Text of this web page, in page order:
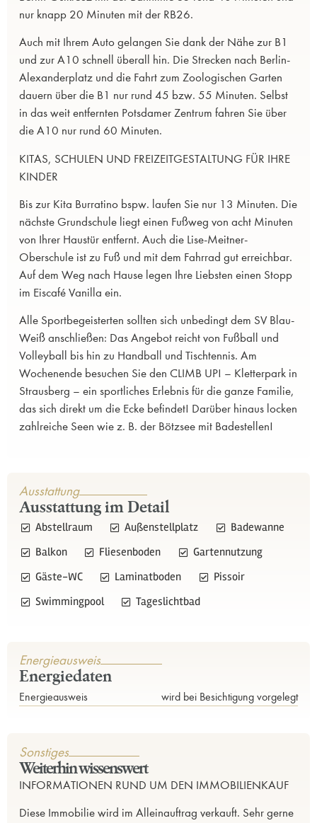
nur knapp 20 Minuten mit der RB26.
Auch mit Ihrem Auto gelangen Sie dank der Nähe zur B1
und zur A10 schnell überall hin. Die Strecken nach Berlin-
Alexanderplatz und die Fahrt zum Zoologischen Garten
dauern über die B1 nur rund 45 bzw. 55 Minuten. Selbst
in das weit entfernten Potsdamer Zentrum fahren Sie über
die A10 nur rund 60 Minuten.
KITAS, SCHULEN UND FREIZEITGESTALTUNG FÜR IHRE
KINDER
Bis zur Kita Burratino bspw. laufen Sie nur 13 Minuten. Die
nächste Grundschule liegt einen Fußweg von acht Minuten
von Ihrer Haustür entfernt. Auch die Lise-Meitner-
Oberschule ist zu Fuß und mit dem Fahrrad gut erreichbar.
Auf dem Weg nach Hause legen Ihre Liebsten einen Stopp
im Eiscafé Vanilla ein.
Alle Sportbegeisterten sollten sich unbedingt dem SV Blau-
Weiß anschließen: Das Angebot reicht von Fußball und
Volleyball bis hin zu Handball und Tischtennis. Am
Wochenende besuchen Sie den CLIMB UP! – Kletterpark in
Strausberg – ein sportliches Erlebnis für die ganze Familie,
das sich direkt um die Ecke befindet! Darüber hinaus locken
zahlreiche Seen wie z. B. der Bötzsee mit Badestellen!
Ausstattung
Ausstattung im Detail
Abstellraum Außenstellplatz
Badewanne
Balkon
Fliesenboden
Gartennutzung
Gäste-WC
Laminatboden
Pissoir
Swimmingpool
Tageslichtbad
Energieausweis
Energiedaten
Energieausweis wird bei Besichtigung vorgelegt
Sonstiges
Weiterhin wissenswert
INFORMATIONEN RUND UM DEN IMMOBILIENKAUF
Diese Immobilie wird im Alleinauftrag verkauft. Sehr gerne